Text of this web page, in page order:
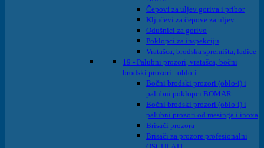
Čepovi za uljev goriva i pribor
Ključevi za čepove za uljev
Odušnici za gorivo
Poklopci za inspekciju
Vratašca, brodska spremišta, ladice
19 - Palubni prozori, vratašca, bočni
brodski prozori - oblò-i
Bočni brodski prozori (oblo-i) i
palubni poklopci BOMAR
Bočni brodski prozori (oblo-i) i
palubni prozori od mesinga i inoxa
Brisači prozora
Brisači za prozore profesionalni